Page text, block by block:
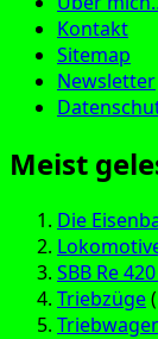
Kontakt
Sitemap
Newsletter
Meist
Die
SBB Re
Triebzüge